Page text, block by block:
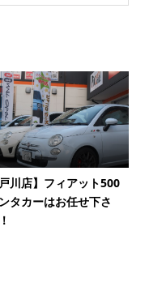
戸川店】フィアット500
タカーはお任せ下さ